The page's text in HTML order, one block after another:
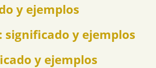
y ejemplos
significado y ejemplos
y ejemplos